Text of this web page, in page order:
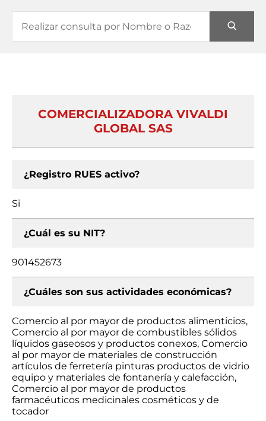
COMERCIALIZADORA VIVALDI
GLOBAL SAS
¿Registro RUES activo?
Si
¿Cuál es su NIT?
901452673
¿Cuáles son sus actividades económicas?
Comercio al por mayor de productos alimenticios,
Comercio al por mayor de combustibles sólidos
líquidos gaseosos y productos conexos, Comercio
al por mayor de materiales de construcción
artículos de ferretería pinturas productos de vidrio
equipo y materiales de fontanería y calefacción,
Comercio al por mayor de productos
farmacéuticos medicinales cosméticos y de
tocador